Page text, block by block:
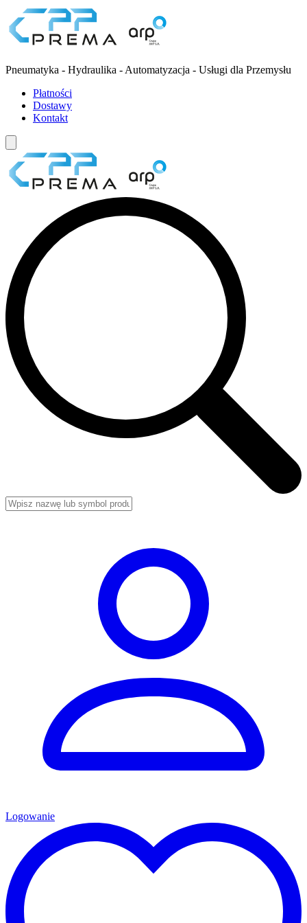
Pneumatyka - Hydraulika - Automatyzacja - Usługi dla Przemysłu
Płatności
Dostawy
Kontakt
Logowanie